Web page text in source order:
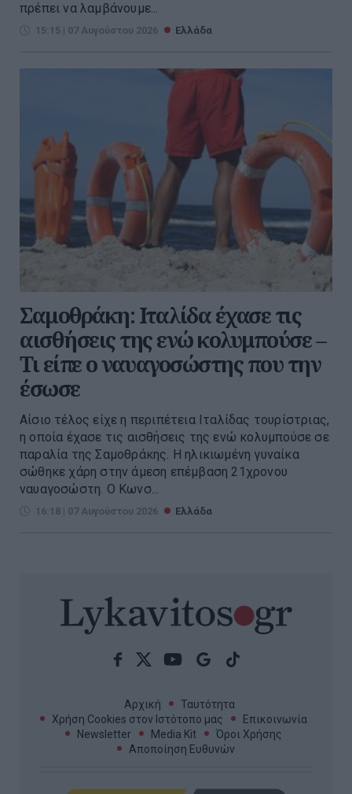
πρέπει να λαμβάνουμε...
15:15 | 07 Αυγούστου 2026 Ελλάδα
Σαμοθράκη: Ιταλίδα έχασε τις
αισθήσεις της ενώ κολυμπούσε –
Τι είπε ο ναυαγοσώστης που την
έσωσε
Αίσιο τέλος είχε η περιπέτεια Ιταλίδας τουρίστριας,
η οποία έχασε τις αισθήσεις της ενώ κολυμπούσε σε
παραλία της Σαμοθράκης. Η ηλικιωμένη γυναίκα
σώθηκε χάρη στην άμεση επέμβαση 21χρονου
ναυαγοσώστη. Ο Κωνσ...
16:18 | 07 Αυγούστου 2026 Ελλάδα
Αρχική
Ταυτότητα
Χρήση Cookies στον Ιστότοπο μας
Επικοινωνία
Newsletter
Media Kit
Όροι Χρήσης
Αποποίηση Ευθυνών